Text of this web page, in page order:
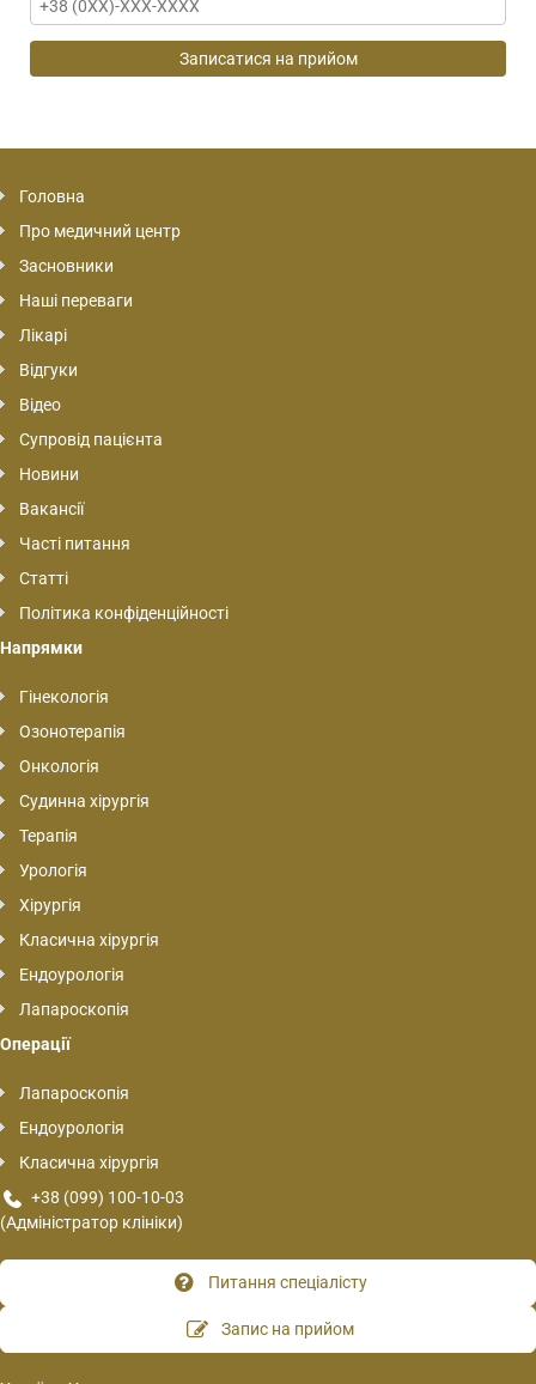
Головна
Про медичний центр
Засновники
Наші переваги
Лікарі
Відгуки
Відео
Супровід пацієнта
Новини
Вакансії
Часті питання
Статті
Політика конфіденційності
Напрямки
Гінекологія
Озонотерапія
Онкологія
Судинна хірургія
Терапія
Урологія
Хірургія
Класична хірургія
Ендоурологія
Лапароскопія
Операції
Лапароскопія
Ендоурологія
Класична хірургія
+38 (099) 100-10-03
(Адміністратор клініки)
Питання спеціалісту
Запис на прийом